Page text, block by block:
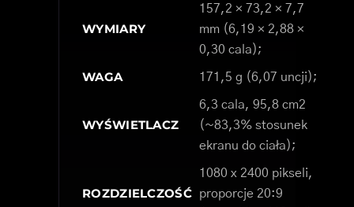
WYMIARY
157,2 × 73,2 × 7,7
mm (6,19 × 2,88 ×
0,30 cala);
WAGA 171,5 g (6,07 uncji);
WYŚWIETLACZ
6,3 cala, 95,8 cm2
(~83,3% stosunek
ekranu do ciała);
ROZDZIELCZOŚĆ
1080 x 2400 pikseli,
proporcje 20:9